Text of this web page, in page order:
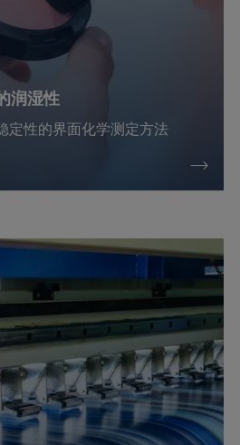
润湿性
定性的界面化学测定方法